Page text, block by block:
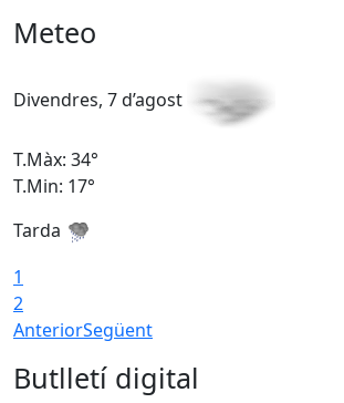
Meteo
Divendres, 7 d’agost
T.Màx: 34°
T.Min: 17°
Tarda
1
2
AnteriorSegüent
Butlletí digital